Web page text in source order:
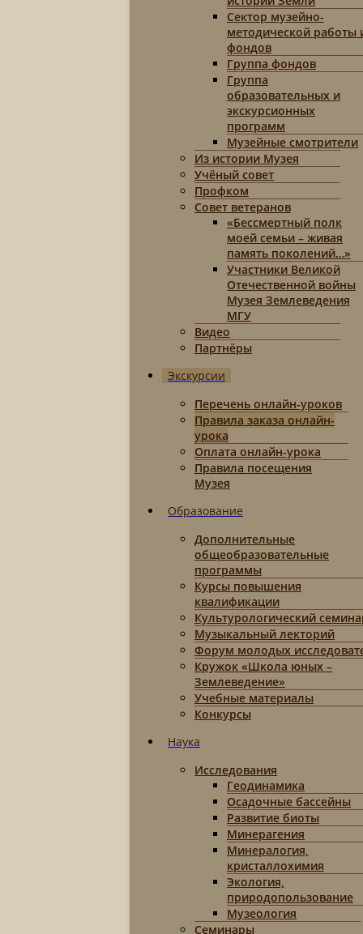
Сектор музейно-
методической работы
фондов
Группа фондов
Группа
образовательных и
экскурсионных
программ
Музейные смотрители
Из истории Музея
Учёный совет
Профком
Совет ветеранов
«Бессмертный полк
моей семьи – живая
память поколений…»
Участники Великой
Отечественной войны
Музея Землеведения
МГУ
Видео
Партнёры
Экскурсии
Перечень онлайн-уроков
Правила заказа онлайн-
урока
Оплата онлайн-урока
Правила посещения
Музея
Образование
Дополнительные
общеобразовательные
программы
Курсы повышения
квалификации
Культурологический
Музыкальный лекторий
Форум молодых
Кружок «Школа юных –
Землеведение»
Учебные материалы
Конкурсы
Наука
Исследования
Геодинамика
Осадочные бассейны
Развитие биоты
Минерагения
Минералогия,
кристаллохимия
Экология,
природопользование
Музеология
Семинары